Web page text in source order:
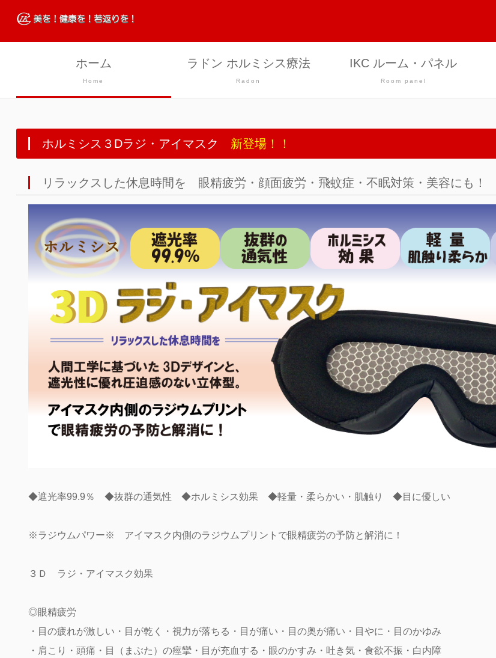
ホーム
Home
ラドン ホルミシス療法
Radon
IKC ルーム・パネル
Room panel
ホルミシス３Dラジ・アイマスク 新登場！！
リラックスした休息時間を 眼精疲労・顔面疲労・飛蚊症・不眠対策・美容にも！
◆遮光率99.9％ ◆抜群の通気性 ◆ホルミシス効果 ◆軽量・柔らかい・肌触り ◆目に優しい
※ラジウムパワー※ アイマスク内側のラジウムプリントで眼精疲労の予防と解消に！
３Ｄ ラジ・アイマスク効果
◎眼精疲労
・目の疲れが激しい・目が乾く・視力が落ちる・目が痛い・目の奥が痛い・目やに・目のかゆみ
・肩こり・頭痛・目（まぶた）の痙攣・目が充血する・眼のかすみ・吐き気・食欲不振・白内障